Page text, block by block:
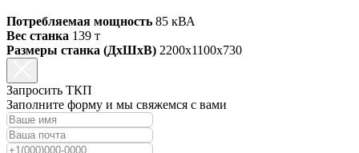
Потребляемая мощность 85 кВА
Вес станка 139 т
Размеры станка (ДхШхВ) 2200х1100х730
Запросить ТКП
Заполните форму и мы свяжемся с вами